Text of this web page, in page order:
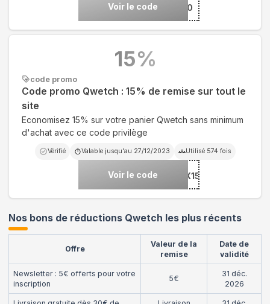
Voir le code***TCH10
code promo
Code promo Qwetch : 15% de remise sur tout le
site
Economisez 15% sur votre panier Qwetch sans minimum
d'achat avec ce code privilège
Vérifié Valable jusqu'au 27/12/2023 Utilisé 574 fois
Voir le code
***TCH_MOULINEX15
15%
Nos bons de réductions Qwetch les plus récents
Offre
Valeur de la
remise
Date de
validité
Newsletter : 5€ offerts pour votre
inscription
5€
31 déc.
2026